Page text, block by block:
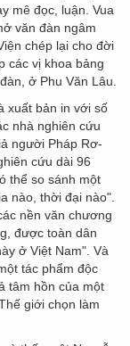
mê đọc, luận. Vua
văn đàn ngâm
chép lại cho đời
các vị khoa bảng
ở Phu Văn Lâu.
xuất bản in với số
nhà nghiên cứu
người Pháp Rơ-
cứu dài 96
thể so sánh một
nào, thời đại nào".
nền văn chương
được toàn dân
ở Việt Nam". Và
tác phẩm độc
tâm hồn của một
giới chọn làm